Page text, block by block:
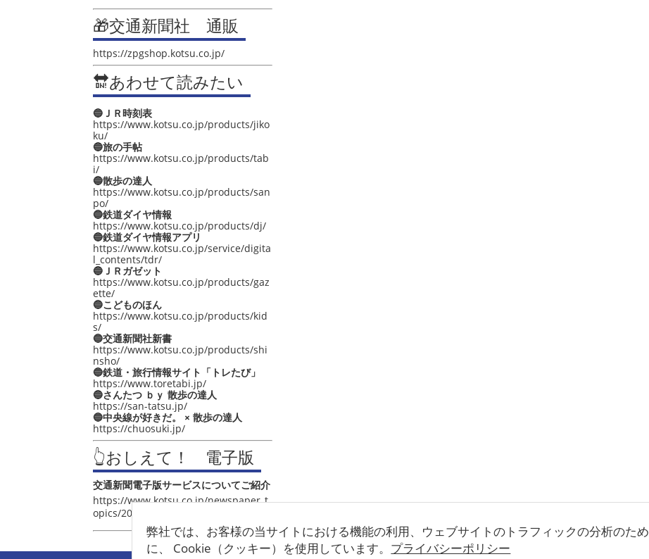
弊社では、お客様の当サイトにおける機能の利用、ウェブサイトのトラフィックの分析のため
に、 Cookie（クッキー）を使用しています。 プライバシーポリシー
🎁交通新聞社 通販
https://zpgshop.kotsu.co.jp/
🔛あわせて読みたい
🔵ＪＲ時刻表
https://www.kotsu.co.jp/products/jiko
ku/
🔵旅の手帖
https://www.kotsu.co.jp/products/tab
i/
🔵散歩の達人
https://www.kotsu.co.jp/products/san
po/
🔵鉄道ダイヤ情報
https://www.kotsu.co.jp/products/dj/
🔵鉄道ダイヤ情報アプリ
https://www.kotsu.co.jp/service/digita
l_contents/tdr/
🔵ＪＲガゼット
https://www.kotsu.co.jp/products/gaz
ette/
🔵こどものほん
https://www.kotsu.co.jp/products/kid
s/
🔵交通新聞社新書
https://www.kotsu.co.jp/products/shi
nsho/
🔵鉄道・旅行情報サイト「トレたび」
https://www.toretabi.jp/
🔵さんたつ ｂｙ 散歩の達人
https://san-tatsu.jp/
🔵中央線が好きだ。 × 散歩の達人
https://chuosuki.jp/
👆おしえて！ 電子版
交通新聞電子版サービスについてご紹介
https://www.kotsu.co.jp/newspaper_t
opics/2021/post_4048.html